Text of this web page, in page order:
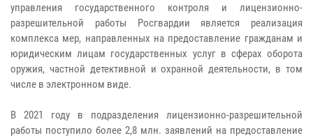
управления государственного контроля и лицензионно-
разрешительной работы Росгвардии является реализация
комплекса мер, направленных на предоставление гражданам и
юридическим лицам государственных услуг в сферах оборота
оружия, частной детективной и охранной деятельности, в том
числе в электронном виде.
В 2021 году в подразделения лицензионно-разрешительной
работы поступило более 2,8 млн. заявлений на предоставление